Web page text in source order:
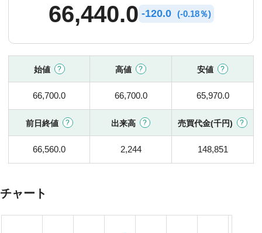
66,440.0 -120.0 (-0.18％)
始値 高値 安値
66,700.0 66,700.0 65,970.0
前日終値 出来高 売買代金(千円)
66,560.0 2,244 148,851
チャート